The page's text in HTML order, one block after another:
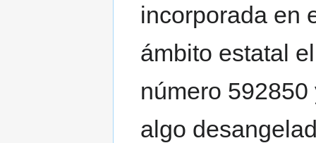
incorporada en
ámbito estatal
número
algo